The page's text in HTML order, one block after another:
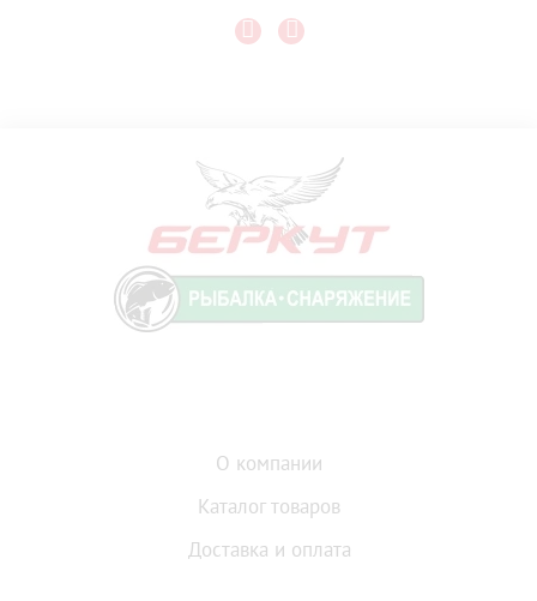
О компании
Каталог товаров
Доставка и оплата